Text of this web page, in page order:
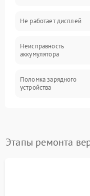
Засор
Привод
Электронные
Не работает дисплей
Неисправность
аккумулятора
Поломка зарядного
устройства
включения/выключения
Этапы ремонта